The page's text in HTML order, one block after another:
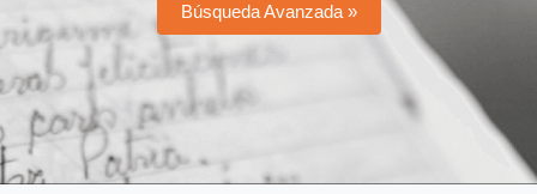
Búsqueda Avanzada »